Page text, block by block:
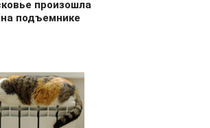
произошла
подъемнике